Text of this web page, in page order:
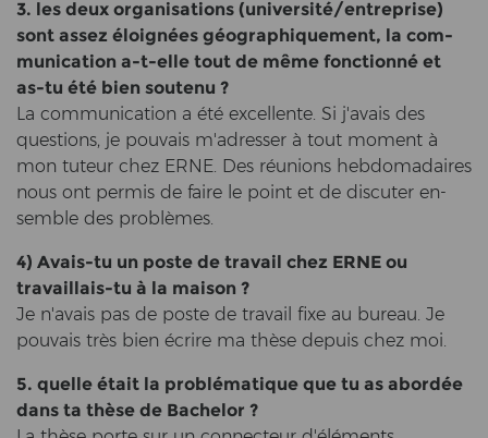
3. les deux or­ga­ni­sa­ti­ons (université/en­t­re­pri­se)
sont assez éloignées géographiquement, la com­
mu­ni­ca­ti­on a-​t-elle tout de même fonctionné et
as-tu été bien sou­tenu ?
La com­mu­ni­ca­ti­on a été ex­cel­len­te. Si j'avais des
ques­ti­ons, je pou­vais m'adresser à tout mo­ment à
mon tu­teur chez ERNE. Des réunions heb­do­madai­res
nous ont per­mis de faire le point et de dis­cu­ter en­
sem­ble des problèmes.
4) Avais-​tu un poste de tra­vail chez ERNE ou
travaillais-​tu à la mai­son ?
Je n'avais pas de poste de tra­vail fixe au bu­reau. Je
pou­vais très bien écrire ma thèse de­puis chez moi.
5. quel­le était la problématique que tu as abordée
dans ta thèse de Ba­che­lor ?